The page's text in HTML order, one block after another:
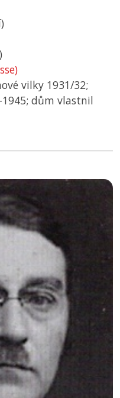
vilky 1931/32;
dům vlastnil